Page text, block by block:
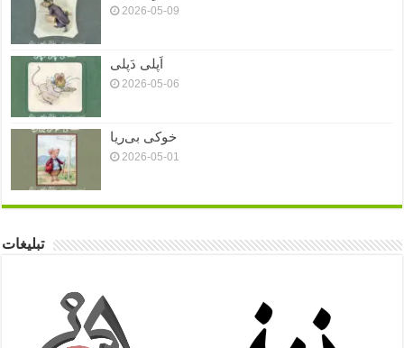
2026-05-09
اَپلی دَپلی
2026-05-06
خوکی بی‌ریا
2026-05-01
تبلیغات